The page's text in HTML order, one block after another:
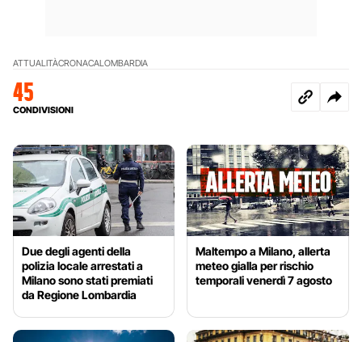
ATTUALITÀCRONACALOMBARDIA
45
CONDIVISIONI
Due degli agenti della
polizia locale arrestati a
Milano sono stati premiati
da Regione Lombardia
Maltempo a Milano, allerta
meteo gialla per rischio
temporali venerdì 7 agosto